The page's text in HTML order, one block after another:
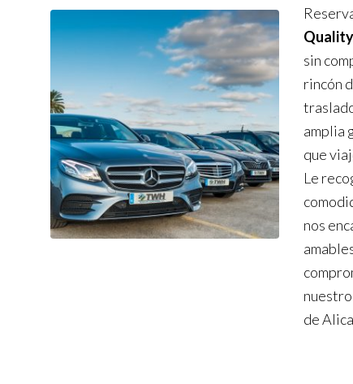
sin
rincón
amplia
que
Le
nos
de